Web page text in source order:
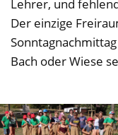
Lehrer, und
Der einzige
Bach oder Wiese